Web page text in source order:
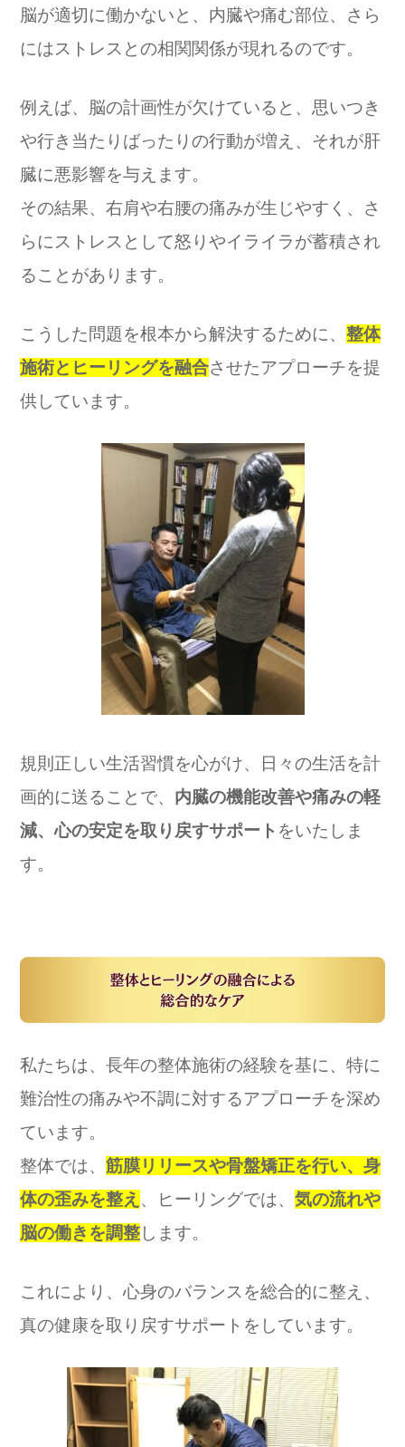
脳が適切に働かないと、内臓や痛む部位、さら
にはストレスとの相関関係が現れるのです。
例えば、脳の計画性が欠けていると、思いつき
や行き当たりばったりの行動が増え、それが肝
臓に悪影響を与えます。
その結果、右肩や右腰の痛みが生じやすく、さ
らにストレスとして怒りやイライラが蓄積され
ることがあります。
こうした問題を根本から解決するために、 整体
施術とヒーリングを融合させたアプローチを提
供しています。
規則正しい生活習慣を心がけ、日々の生活を計
画的に送ることで、 内臓の機能改善や痛みの軽
減、心の安定を取り戻すサポート をいたしま
す。
私たちは、長年の整体施術の経験を基に、特に
難治性の痛みや不調に対するアプローチを深め
ています。
整体では、 筋膜リリースや骨盤矯正を行い、身
体の歪みを整え 、ヒーリングでは、 気の流れや
脳の働きを調整します。
これにより、心身のバランスを総合的に整え、
真の健康を取り戻すサポートをしています。